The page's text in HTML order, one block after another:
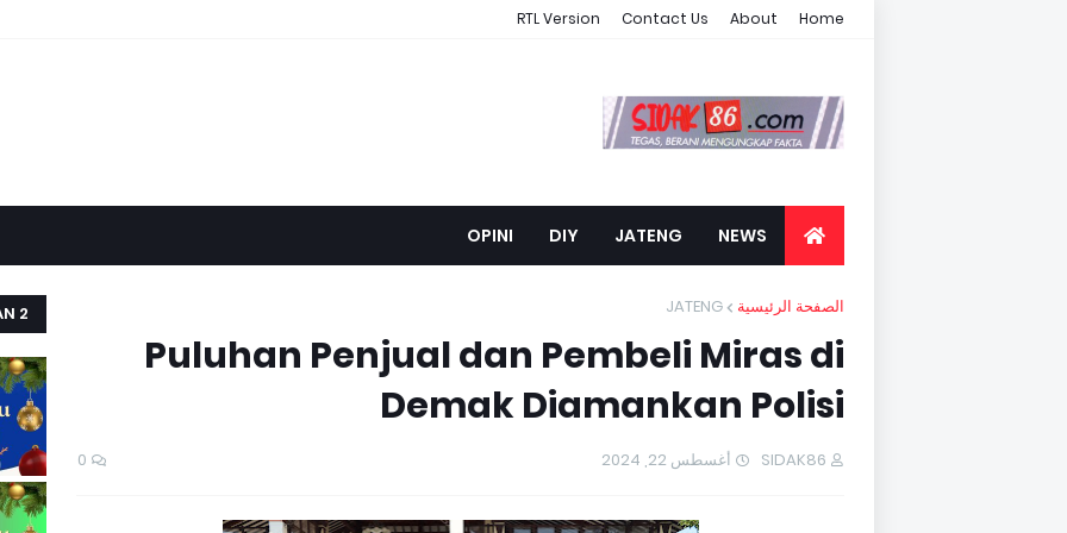
Home
About
Contact Us
RTL Version
NEWS
JATENG
DIY
OPINI
الصفحة الرئيسية JATENG
Puluhan Penjual dan Pembeli Miras di
Demak Diamankan Polisi
SIDAK86 أغسطس 22, 2024 0
2